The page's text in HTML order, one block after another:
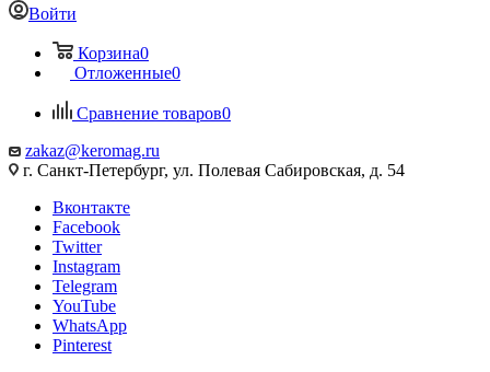
Войти
Корзина0
Отложенные0
Сравнение товаров0
zakaz@keromag.ru
г. Санкт-Петербург, ул. Полевая Сабировская, д. 54
Вконтакте
Facebook
Twitter
Instagram
Telegram
YouTube
WhatsApp
Pinterest